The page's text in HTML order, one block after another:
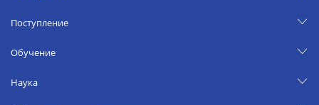
Поступление
Обучение
Наука